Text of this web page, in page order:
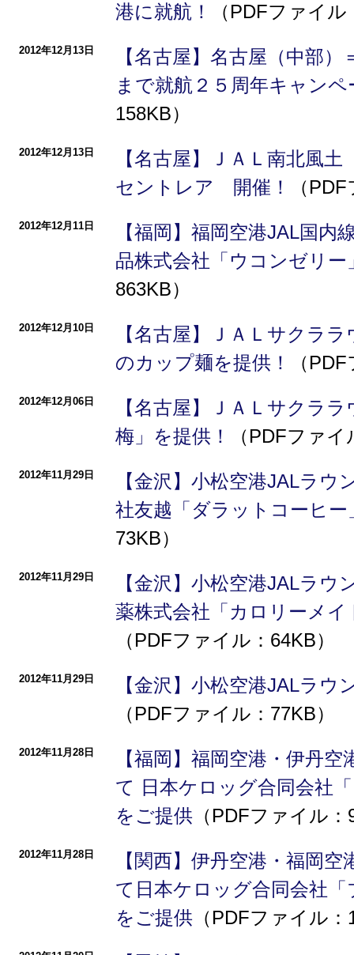
港に就航！
（PDFファイ
2012年12月13日
【名古屋】名古屋（中部
まで就航２５周年キャン
158KB）
2012年12月13日
【名古屋】ＪＡＬ南北風
セントレア 開催！
（
2012年12月11日
【福岡】福岡空港JAL国
品株式会社「ウコンゼリー
863KB）
2012年12月10日
【名古屋】ＪＡＬサクラ
のカップ麺を提供！
（
2012年12月06日
【名古屋】ＪＡＬサクラ
梅」を提供！
（PDFファ
2012年11月29日
【金沢】小松空港JALラ
社友越「ダラットコーヒー
73KB）
2012年11月29日
【金沢】小松空港JALラ
薬株式会社「カロリーメ
（PDFファイル：64KB）
2012年11月29日
【金沢】小松空港JALラ
（PDFファイル：77KB）
2012年11月28日
【福岡】福岡空港・伊丹
て 日本ケロッグ合同会社
をご提供（PDFファイル：
2012年11月28日
【関西】伊丹空港・福岡
て日本ケロッグ合同会社
をご提供（PDFファイル：